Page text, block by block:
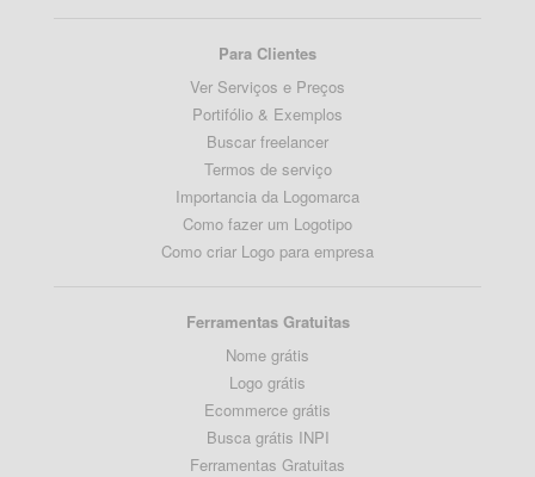
Para Clientes
Ver Serviços e Preços
Portifólio & Exemplos
Buscar freelancer
Termos de serviço
Importancia da Logomarca
Como fazer um Logotipo
Como criar Logo para empresa
Ferramentas Gratuitas
Nome grátis
Logo grátis
Ecommerce grátis
Busca grátis INPI
Ferramentas Gratuitas